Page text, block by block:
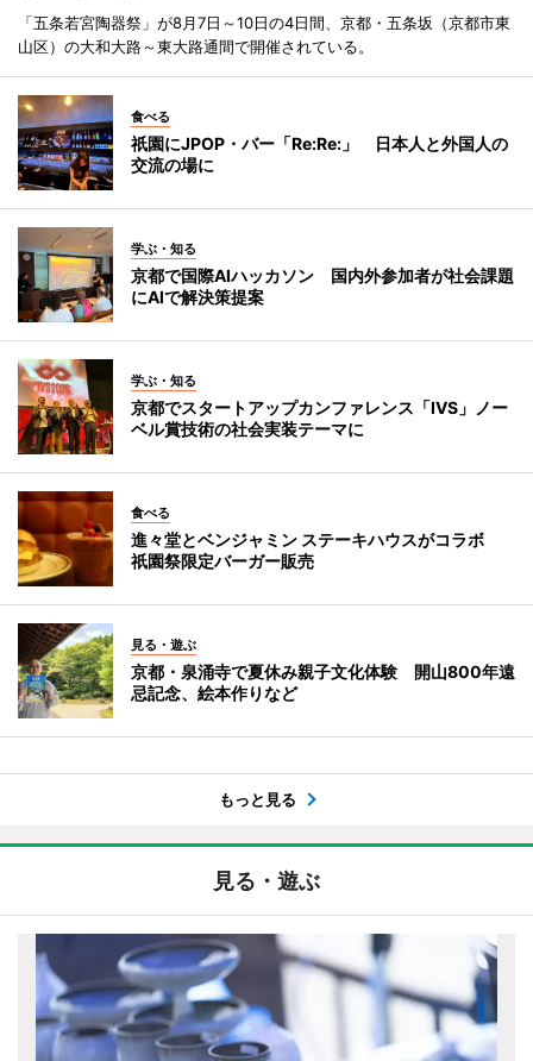
「五条若宮陶器祭」が8月7日～10日の4日間、京都・五条坂（京都市東
山区）の大和大路～東大路通間で開催されている。
食べる
祇園にJPOP・バー「Re:Re:」 日本人と外国人の
交流の場に
学ぶ・知る
京都で国際AIハッカソン 国内外参加者が社会課題
にAIで解決策提案
学ぶ・知る
京都でスタートアップカンファレンス「IVS」ノー
ベル賞技術の社会実装テーマに
食べる
進々堂とベンジャミン ステーキハウスがコラボ
祇園祭限定バーガー販売
見る・遊ぶ
京都・泉涌寺で夏休み親子文化体験 開山800年遠
忌記念、絵本作りなど
もっと見る
見る・遊ぶ